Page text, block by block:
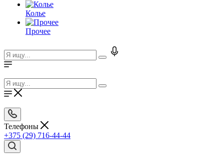
Колье
Прочее
Телефоны
+375 (29) 716-44-44